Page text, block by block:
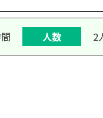
人数 2